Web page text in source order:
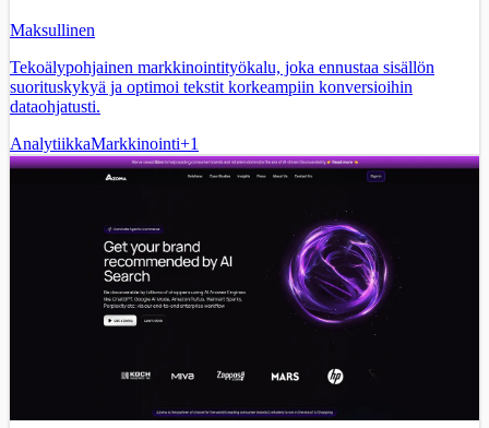
Maksullinen
Tekoälypohjainen markkinointityökalu, joka ennustaa sisällön
suorituskykyä ja optimoi tekstit korkeampiin konversioihin
dataohjatusti.
AnalytiikkaMarkkinointi+1